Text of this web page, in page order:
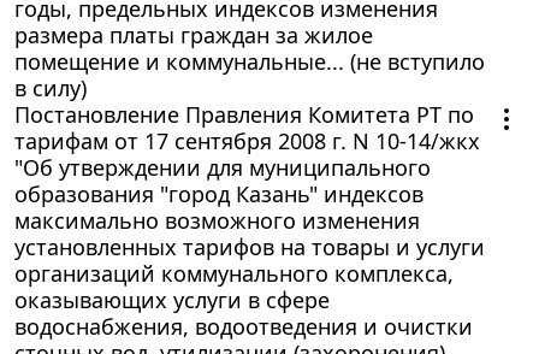
годы, предельных индексов изменения
размера платы граждан за жилое
помещение и коммунальные... (не вступило
в силу)
Постановление Правления Комитета РТ по
тарифам от 17 сентября 2008 г. N 10-14/жкх
"Об утверждении для муниципального
образования "город Казань" индексов
максимально возможного изменения
установленных тарифов на товары и услуги
организаций коммунального комплекса,
оказывающих услуги в сфере
водоснабжения, водоотведения и очистки